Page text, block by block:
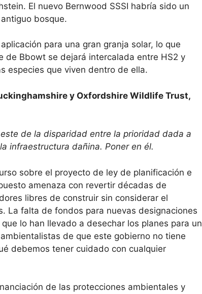
El nuevo Bernwood SSSI habría sido un
bosque.
para una gran granja solar, lo que
de Bbowt se dejará intercalada entre HS2 y
especies que viven dentro de ella.
y Oxfordshire Wildlife Trust,
de la disparidad entre la prioridad dada a
infraestructura dañina. Poner en él.
sobre el proyecto de ley de planificación e
amenaza con revertir décadas de
libres de construir sin considerar el
La falta de fondos para nuevas designaciones
lo han llevado a desechar los planes para un
de que este gobierno no tiene
debemos tener cuidado con cualquier
de las protecciones ambientales y